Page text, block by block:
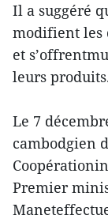
Il a suggéré
modifient les
et
leurs
Le 7
cambodgien
Premier